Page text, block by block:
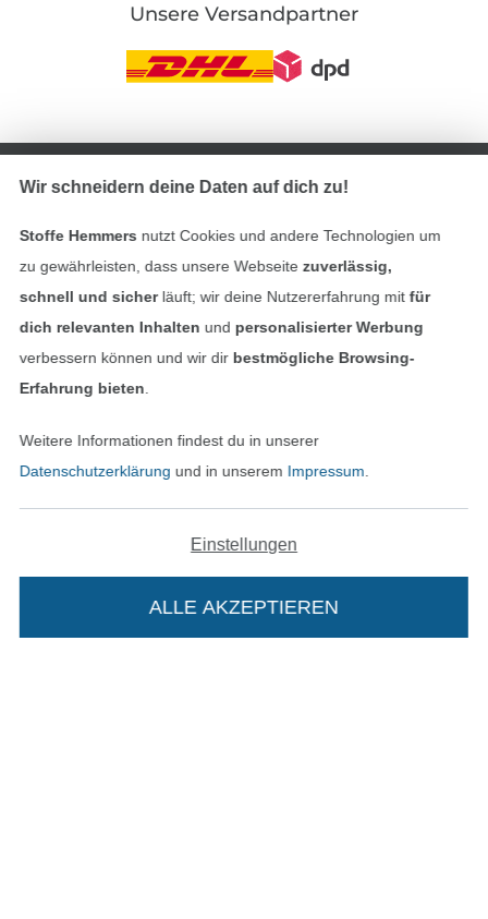
In deinen Warenkorb
Unsere Versandpartner
AGB
Widerrufsrecht
Bestellung widerrufen
Finde mehr Inspiration
In den deutschen Shop wechseln (aktuell
Wir schneidern deine Daten auf dich zu!
Stoffe Hemmers nutzt Cookies und andere Technologien um
zu gewährleisten, dass unsere Webseite zuverlässig,
schnell und sicherläuft; wir deine Nutzererfahrung mitfür
dich relevanten Inhalten und personalisierter Werbung
verbessern können und wir dir bestmögliche Browsing-
Erfahrung bieten
Weitere Informationen findest du in unserer
Datenschutzerklärung und in unserem Impressum
Einstellungen
ALLE AKZEPTIEREN